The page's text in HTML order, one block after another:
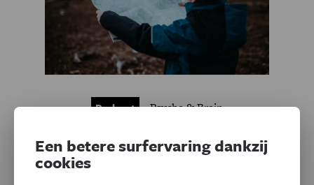
Podcast Psyche & Brein
je slim geboren?
Een betere surfervaring dankzij
cookies